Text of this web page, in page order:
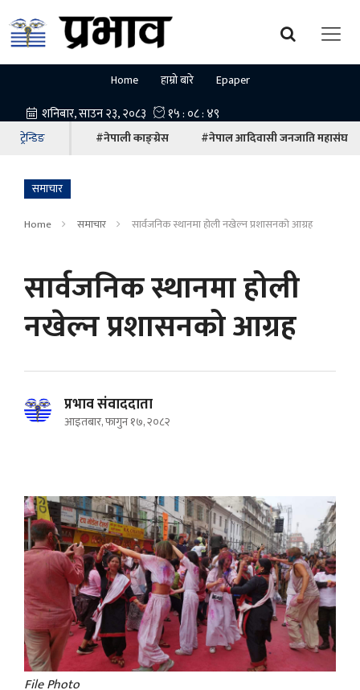
Home हाम्रो बारे Epaper
ट्रेन्डिङ #नेपाली काङ्ग्रेस #नेपाल आदिवासी जनजाति महासंघ
समाचार
Home समाचार सार्वजनिक स्थानमा होली नखेल्न प्रशासनको आग्रह
सार्वजनिक स्थानमा होली
नखेल्न प्रशासनको आग्रह
प्रभाव संवाददाता
आइतबार, फागुन १७, २०८२
File Photo